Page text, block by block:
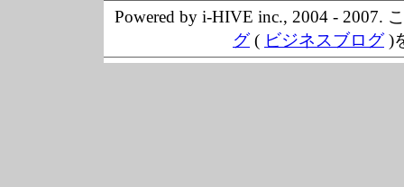
Powered by i-HIVE inc., 2004 - 2007.
グ( ビジネスブログ)